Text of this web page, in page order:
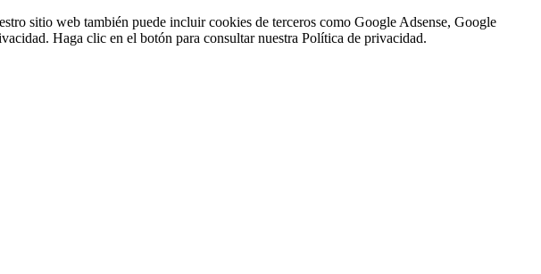
sitio web también puede incluir cookies de terceros como Google Adsense, Google
Haga clic en el botón para consultar nuestra Política de privacidad.